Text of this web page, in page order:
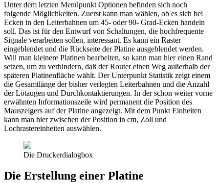
Unter dem letzten Menüpunkt Optionen befinden sich noch
folgende Möglichkeiten. Zuerst kann man wählen, ob es sich bei
Ecken in den Leiterbahnen um 45- oder 90- Grad-Ecken handeln
soll. Das ist für den Entwurf von Schaltungen, die hochfrequente
Signale verarbeiten sollen, interessant. Es kann ein Raster
eingeblendet und die Rückseite der Platine ausgeblendet werden.
Will man kleinere Platinen bearbeiten, so kann man hier einen Rand
setzen, um zu verhindern, daß der Router einen Weg außerhalb der
späteren Platinenfläche wählt. Der Unterpunkt Statistik zeigt einem
die Gesamtlänge der bisher verlegten Leiterbahnen und die Anzahl
der Lötaugen und Durchkontaktierungen. In der schon weiter vorne
erwähnten Informationszeile wird permanent die Position des
Mauszeigers auf der Platine angezeigt. Mit dem Punkt Einheiten
kann man hier zwischen der Position in cm, Zoll und
Lochrastereinheiten auswählen.
Die Druckerdialogbox
Die Erstellung einer Platine